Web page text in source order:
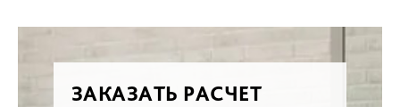
ЗАКАЗАТЬ РАСЧЕТ